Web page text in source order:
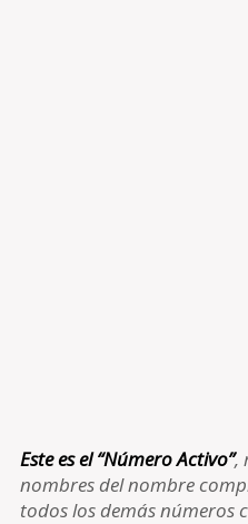
Este es el “Número Activo”,
nombres del nombre
todos los demás